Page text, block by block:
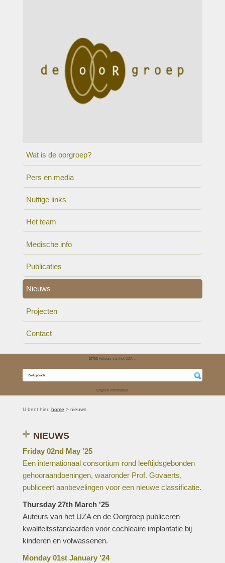
Wat is de oorgroep?
Pers en media
Nuttige links
Het team
Medische info
Publicaties
Nieuws
Projecten
Contact
27/03 Auteurs van het UZA ..
English information
U bent hier: home > nieuws
NIEUWS
Friday 02nd May '25
Een internationaal consortium rond leeftijdsgebonden
gehooraandoeningen, waaronder Prof. Govaerts,
publiceert aanbevelingen voor een nieuwe classificatie.
Thursday 27th March '25
Auteurs van het UZA en de Oorgroep publiceren
kwaliteitsstandaarden voor cochleaire implantatie bij
kinderen en volwassenen.
Monday 01st January '24